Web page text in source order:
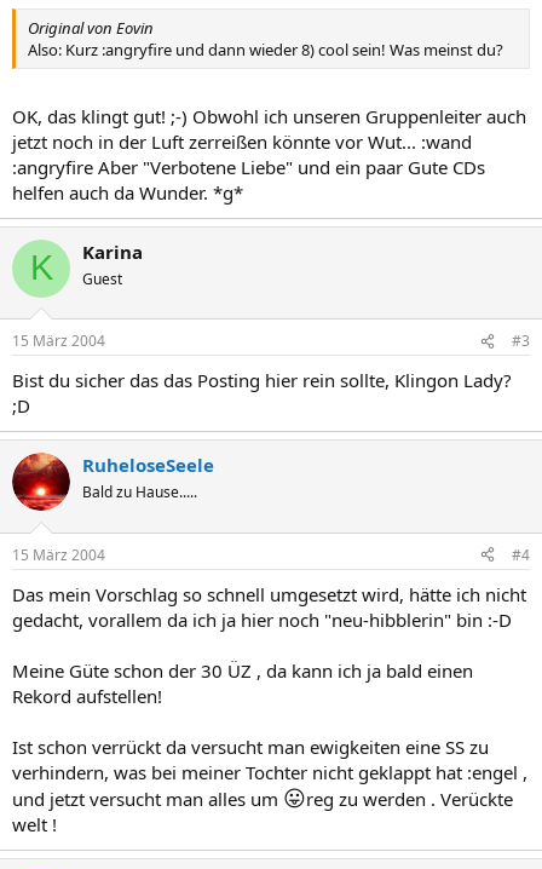
Original von Eovin
Also: Kurz :angryfire und dann wieder 8) cool sein! Was meinst du?
OK, das klingt gut! ;-) Obwohl ich unseren Gruppenleiter auch
jetzt noch in der Luft zerreißen könnte vor Wut... :wand
:angryfire Aber "Verbotene Liebe" und ein paar Gute CDs
helfen auch da Wunder. *g*
K Karina
Guest
15 März 2004 #3
Bist du sicher das das Posting hier rein sollte, Klingon Lady?
;D
RuheloseSeele
Bald zu Hause.....
15 März 2004 #4
Das mein Vorschlag so schnell umgesetzt wird, hätte ich nicht
gedacht, vorallem da ich ja hier noch "neu-hibblerin" bin :-D
Meine Güte schon der 30 ÜZ , da kann ich ja bald einen
Rekord aufstellen!
Ist schon verrückt da versucht man ewigkeiten eine SS zu
verhindern, was bei meiner Tochter nicht geklappt hat :engel ,
und jetzt versucht man alles um 😛reg zu werden . Verückte
welt !